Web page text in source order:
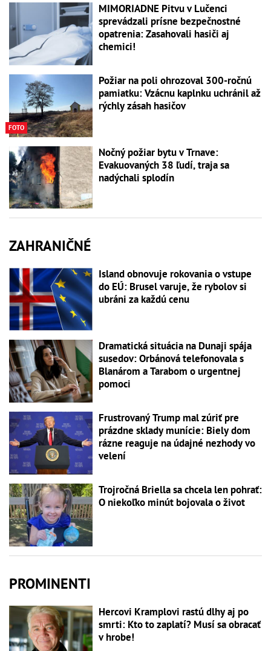
MIMORIADNE Pitvu v Lučenci
sprevádzali prísne bezpečnostné
opatrenia: Zasahovali hasiči aj
chemici!
FOTO
Požiar na poli ohrozoval 300-ročnú
pamiatku: Vzácnu kaplnku uchránil až
rýchly zásah hasičov
Nočný požiar bytu v Trnave:
Evakuovaných 38 ľudí, traja sa
nadýchali splodín
ZAHRANIČNÉ
Island obnovuje rokovania o vstupe
do EÚ: Brusel varuje, že rybolov si
ubráni za každú cenu
Dramatická situácia na Dunaji spája
susedov: Orbánová telefonovala s
Blanárom a Tarabom o urgentnej
pomoci
Frustrovaný Trump mal zúriť pre
prázdne sklady munície: Biely dom
rázne reaguje na údajné nezhody vo
velení
Trojročná Briella sa chcela len pohrať:
O niekoľko minút bojovala o život
PROMINENTI
Hercovi Kramplovi rastú dlhy aj po
smrti: Kto to zaplatí? Musí sa obracať
v hrobe!